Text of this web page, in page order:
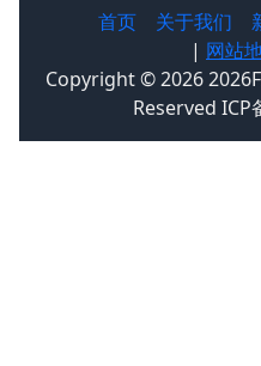
首页 关于我们
| 网站
Copyright © 2026
Reserved ICP